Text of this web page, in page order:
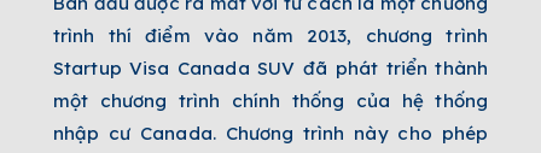
trình thí điểm vào năm 2013, chương trình
Startup Visa Canada SUV đã phát triển thành
một chương trình chính thống của hệ thống
nhập cư Canada. Chương trình này cho phép